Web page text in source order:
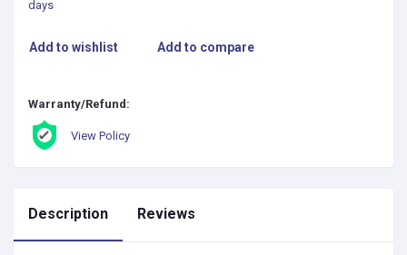
days
Add to wishlist Add to compare
Warranty/Refund:
View Policy
Description Reviews